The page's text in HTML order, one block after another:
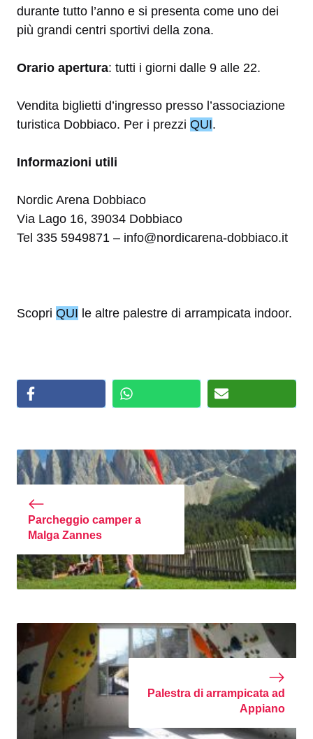
durante tutto l’anno e si presenta come uno dei
più grandi centri sportivi della zona.
Orario apertura: tutti i giorni dalle 9 alle 22.
Vendita biglietti d’ingresso presso l’associazione
turistica Dobbiaco. Per i prezzi QUI.
Informazioni utili
Nordic Arena Dobbiaco
Via Lago 16, 39034 Dobbiaco
Tel 335 5949871 – info@nordicarena-dobbiaco.it
Scopri QUI le altre palestre di arrampicata indoor.
Parcheggio camper a
Malga Zannes
Palestra di arrampicata ad
Appiano